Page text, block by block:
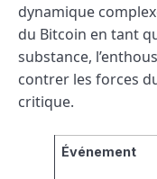
dynamique
du Bitcoin en tant
substance,
contrer les forces
critique.
Événement